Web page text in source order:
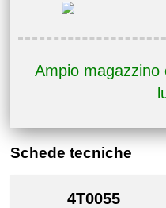
Ampio magazzino
Schede tecniche
4T0055